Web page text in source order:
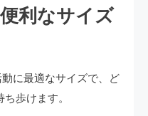
利なサイズ
に最適なサイズで、ど
歩けます。